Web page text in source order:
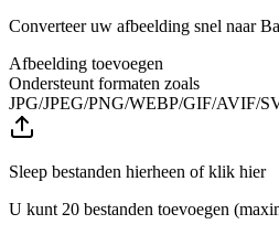
Converteer uw afbeelding snel naar
Afbeelding toevoegen
Ondersteunt formaten zoals
JPG/JPEG/PNG/WEBP/GIF/AVIF/
Sleep bestanden hierheen of klik hier
U kunt 20 bestanden toevoegen